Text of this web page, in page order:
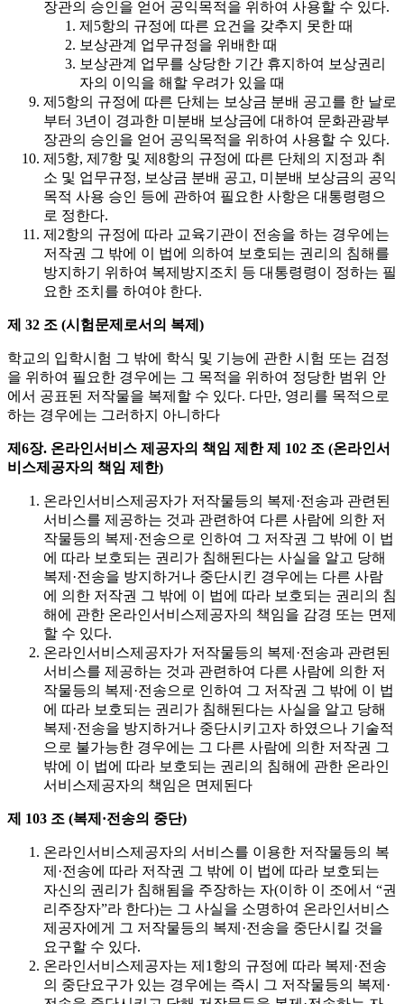
장관의 승인을 얻어 공익목적을 위하여 사용할 수 있다.
제5항의 규정에 따른 요건을 갖추지 못한 때
보상관계 업무규정을 위배한 때
보상관계 업무를 상당한 기간 휴지하여 보상권리
자의 이익을 해할 우려가 있을 때
제5항의 규정에 따른 단체는 보상금 분배 공고를 한 날로
부터 3년이 경과한 미분배 보상금에 대하여 문화관광부
장관의 승인을 얻어 공익목적을 위하여 사용할 수 있다.
제5항, 제7항 및 제8항의 규정에 따른 단체의 지정과 취
소 및 업무규정, 보상금 분배 공고, 미분배 보상금의 공익
목적 사용 승인 등에 관하여 필요한 사항은 대통령령으
로 정한다.
제2항의 규정에 따라 교육기관이 전송을 하는 경우에는
저작권 그 밖에 이 법에 의하여 보호되는 권리의 침해를
방지하기 위하여 복제방지조치 등 대통령령이 정하는 필
요한 조치를 하여야 한다.
제 32 조 (시험문제로서의 복제)
학교의 입학시험 그 밖에 학식 및 기능에 관한 시험 또는 검정
을 위하여 필요한 경우에는 그 목적을 위하여 정당한 범위 안
에서 공표된 저작물을 복제할 수 있다. 다만, 영리를 목적으로
하는 경우에는 그러하지 아니하다
제6장. 온라인서비스 제공자의 책임 제한 제 102 조 (온라인서
비스제공자의 책임 제한)
온라인서비스제공자가 저작물등의 복제·전송과 관련된
서비스를 제공하는 것과 관련하여 다른 사람에 의한 저
작물등의 복제·전송으로 인하여 그 저작권 그 밖에 이 법
에 따라 보호되는 권리가 침해된다는 사실을 알고 당해
복제·전송을 방지하거나 중단시킨 경우에는 다른 사람
에 의한 저작권 그 밖에 이 법에 따라 보호되는 권리의 침
해에 관한 온라인서비스제공자의 책임을 감경 또는 면제
할 수 있다.
온라인서비스제공자가 저작물등의 복제·전송과 관련된
서비스를 제공하는 것과 관련하여 다른 사람에 의한 저
작물등의 복제·전송으로 인하여 그 저작권 그 밖에 이 법
에 따라 보호되는 권리가 침해된다는 사실을 알고 당해
복제·전송을 방지하거나 중단시키고자 하였으나 기술적
으로 불가능한 경우에는 그 다른 사람에 의한 저작권 그
밖에 이 법에 따라 보호되는 권리의 침해에 관한 온라인
서비스제공자의 책임은 면제된다
제 103 조 (복제·전송의 중단)
온라인서비스제공자의 서비스를 이용한 저작물등의 복
제·전송에 따라 저작권 그 밖에 이 법에 따라 보호되는
자신의 권리가 침해됨을 주장하는 자(이하 이 조에서 “권
리주장자”라 한다)는 그 사실을 소명하여 온라인서비스
제공자에게 그 저작물등의 복제·전송을 중단시킬 것을
요구할 수 있다.
온라인서비스제공자는 제1항의 규정에 따라 복제·전송
의 중단요구가 있는 경우에는 즉시 그 저작물등의 복제·